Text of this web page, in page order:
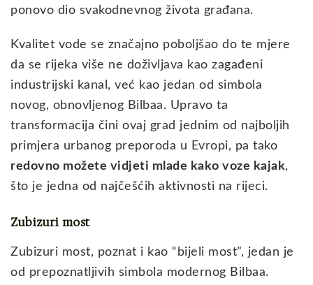
ponovo dio svakodnevnog života građana.
Kvalitet vode se značajno poboljšao do te mjere
da se rijeka više ne doživljava kao zagađeni
industrijski kanal, već kao jedan od simbola
novog, obnovljenog Bilbaa. Upravo ta
transformacija čini ovaj grad jednim od najboljih
primjera urbanog preporoda u Evropi, pa tako
redovno možete vidjeti mlade kako voze kajak,
što je jedna od najčešćih aktivnosti na rijeci.
Zubizuri most
Zubizuri most, poznat i kao “bijeli most”, jedan je
od prepoznatljivih simbola modernog Bilbaa.